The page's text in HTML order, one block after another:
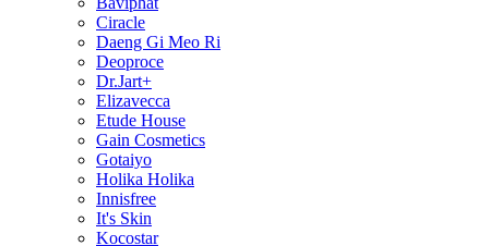
Ciracle
Daeng Gi Meo Ri
Deoproce
Dr.Jart+
Elizavecca
Etude House
Gain Cosmetics
Gotaiyo
Holika Holika
Innisfree
It's Skin
Kocostar